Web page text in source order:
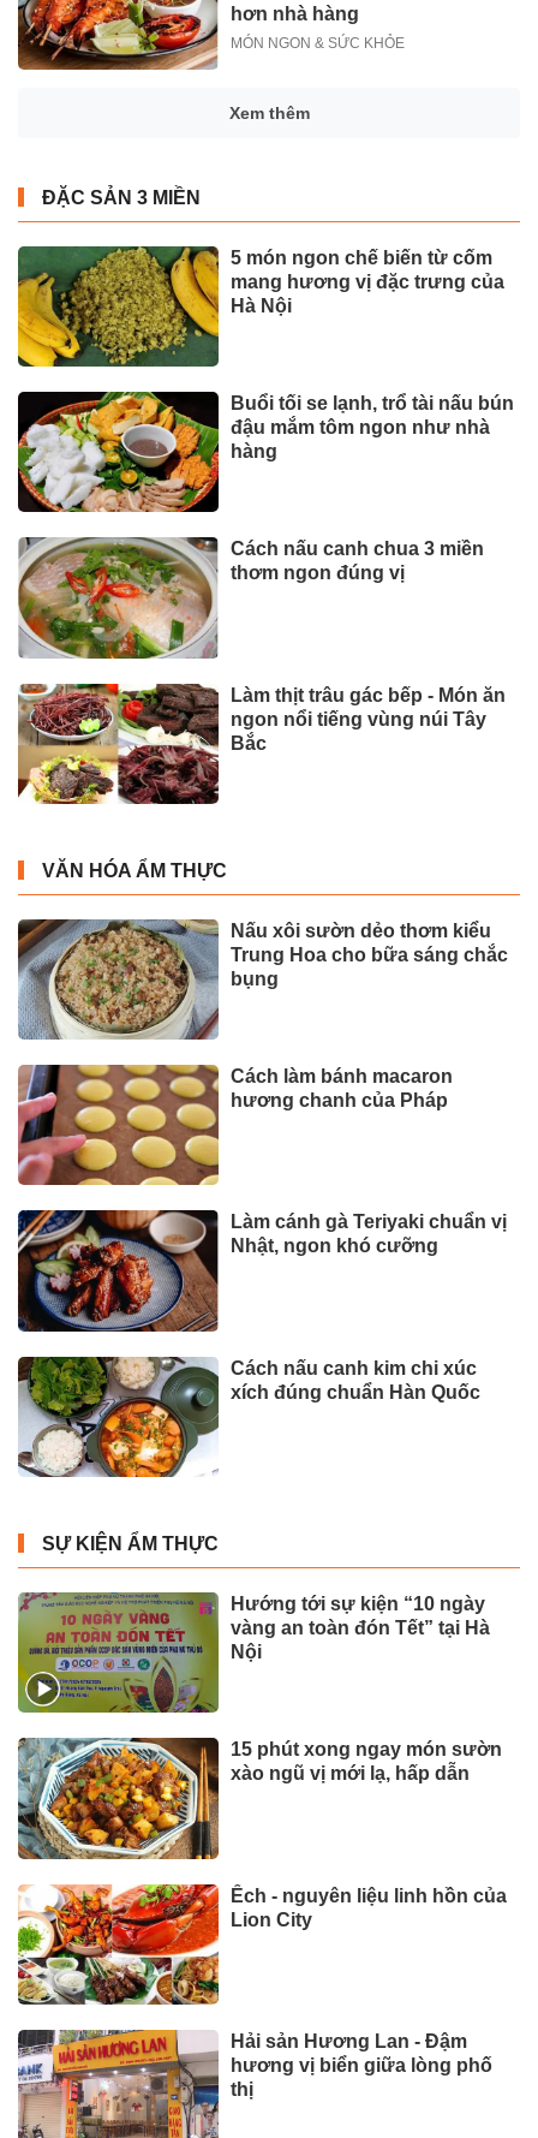
hơn nhà hàng
MÓN NGON & SỨC KHỎE
Xem thêm
ĐẶC SẢN 3 MIỀN
5 món ngon chế biến từ cốm
mang hương vị đặc trưng của
Hà Nội
Buổi tối se lạnh, trổ tài nấu bún
đậu mắm tôm ngon như nhà
hàng
Cách nấu canh chua 3 miền
thơm ngon đúng vị
Làm thịt trâu gác bếp - Món ăn
ngon nổi tiếng vùng núi Tây
Bắc
VĂN HÓA ẨM THỰC
Nấu xôi sườn dẻo thơm kiểu
Trung Hoa cho bữa sáng chắc
bụng
Cách làm bánh macaron
hương chanh của Pháp
Làm cánh gà Teriyaki chuẩn vị
Nhật, ngon khó cưỡng
Cách nấu canh kim chi xúc
xích đúng chuẩn Hàn Quốc
SỰ KIỆN ẨM THỰC
Hướng tới sự kiện “10 ngày
vàng an toàn đón Tết” tại Hà
Nội
15 phút xong ngay món sườn
xào ngũ vị mới lạ, hấp dẫn
Ếch - nguyên liệu linh hồn của
Lion City
Hải sản Hương Lan - Đậm
hương vị biển giữa lòng phố
thị